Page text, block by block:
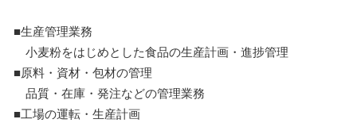
■生産管理業務
小麦粉をはじめとした食品の生産計画・進捗管理
■原料・資材・包材の管理
品質・在庫・発注などの管理業務
■工場の運転・生産計画